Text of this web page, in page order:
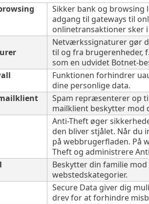
Sikker bank og browsing
adgang til gateways til
onlinetransaktioner sker
Netværkssignaturer gør
til og fra brugerenheder,
som en udvidet Botnet-
Funktionen forhindrer
dine personlige data.
Spam repræsenterer op
mailklient beskytter mod
Anti-Theft øger
den bliver stjålet. Når du
på webbrugerfladen. På
Theft og administrere
Beskytter din familie
webstedskategorier.
Secure Data giver dig
drev for at forhindre